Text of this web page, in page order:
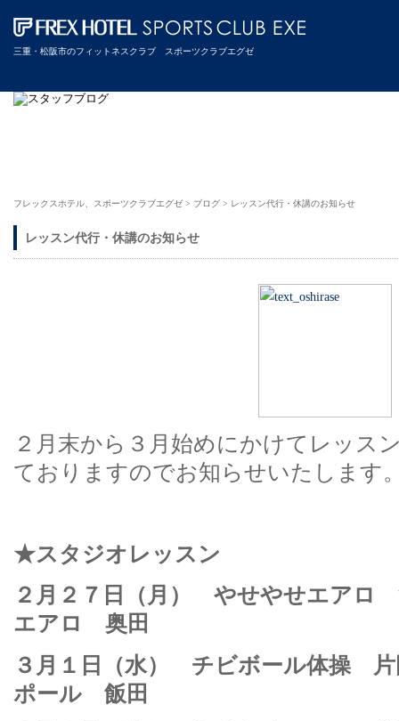
三重・松阪市のフィットネスクラブ スポーツクラブエグゼ
フレックスホテル、スポーツクラブエグゼ > ブログ > レッスン代行・休講のお知らせ
レッスン代行・休講のお知らせ
２月末から３月始めにかけてレッス
ておりますのでお知らせいたします
★スタジオレッスン
２月２７日（月） やせやせエ
エアロ 奥田
３月１日（水） チビボール体
ポール 飯田